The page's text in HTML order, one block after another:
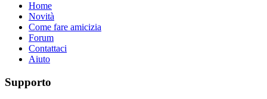
Home
Novità
Come fare amicizia
Forum
Contattaci
Aiuto
Supporto